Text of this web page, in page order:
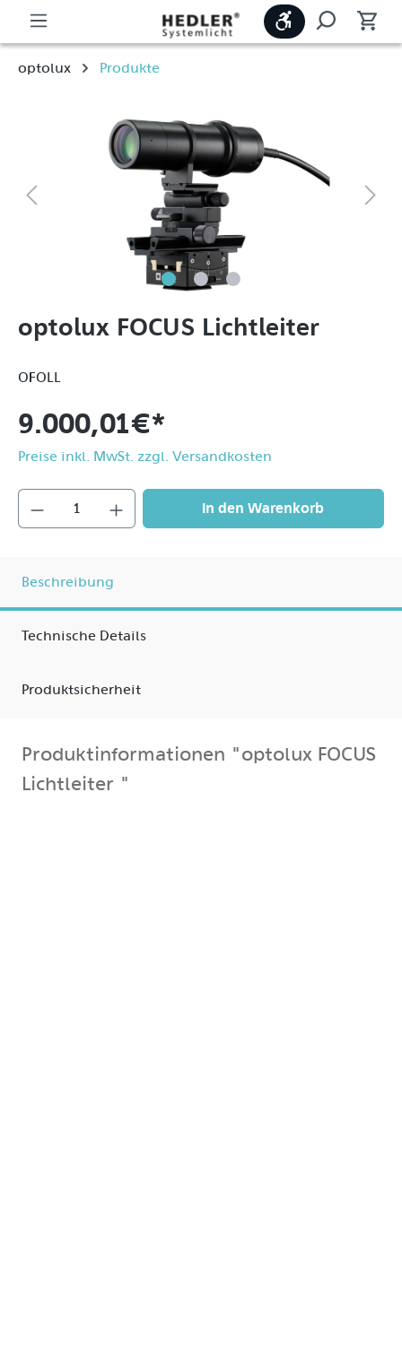
optolux Produkte
optolux FOCUS Lichtleiter
OFOLL
9.000,01 €*
Preise inkl. MwSt. zzgl. Versandkosten
In den Warenkorb
Beschreibung
Technische Details
Produktsicherheit
Produktinformationen "optolux FOCUS
Lichtleiter "